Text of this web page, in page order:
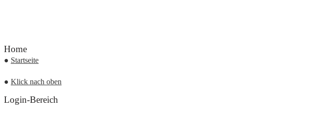
Home
● Startseite
● Klick nach oben
Login-Bereich